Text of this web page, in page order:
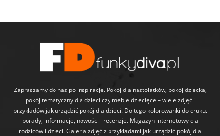
Zapraszamy do nas po inspiracje. Pokój dla nastolatków, pokój dziecka,
pokój tematyczny dla dzieci czy meble dziecięce – wiele zdjęć i
przykładów jak urządzić pokój dla dzieci. Do tego kolorowanki do druku,
porady, informacje, nowości i recenzje. Magazyn internetowy dla
rodziców i dzieci. Galeria zdjęć z przykładami jak urządzić pokój dla